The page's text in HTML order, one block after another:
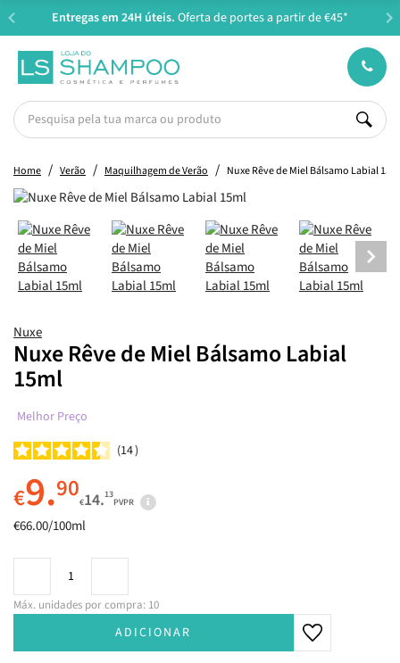
Entregas em 24H úteis. Oferta de portes a partir de €45*
Home Verão Maquilhagem de Verão Nuxe Rêve de Miel Bálsamo Labial
Nuxe
Nuxe Rêve de Miel Bálsamo Labial
15ml
Melhor Preço
14
€9.90€14.13
PVPR
€66.00/100ml
Máx. unidades por compra: 10
ADICIONAR